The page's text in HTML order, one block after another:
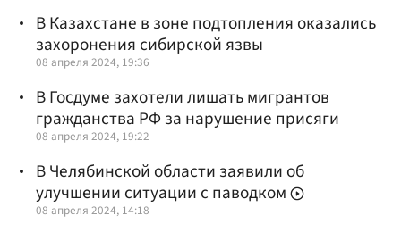
В Казахстане в зоне подтопления оказались
захоронения сибирской язвы
08 апреля 2024, 19:36
В Госдуме захотели лишать мигрантов
гражданства РФ за нарушение присяги
08 апреля 2024, 19:22
В Челябинской области заявили об
улучшении ситуации с паводком
08 апреля 2024, 14:18